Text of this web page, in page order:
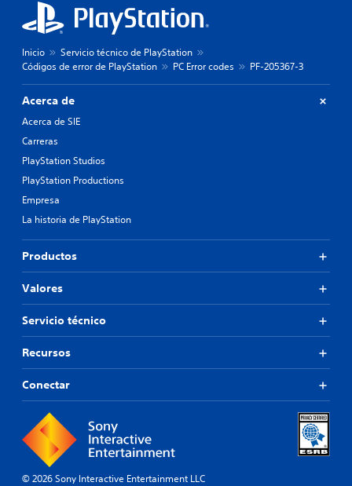
Inicio
Servicio técnico de PlayStation
Códigos de error de PlayStation
PC Error codes PF-205367-3
Acerca de
Acerca de SIE
Carreras
PlayStation Studios
PlayStation Productions
Empresa
La historia de PlayStation
Productos
Valores
Servicio técnico
Recursos
Conectar
© 2026 Sony Interactive Entertainment LLC